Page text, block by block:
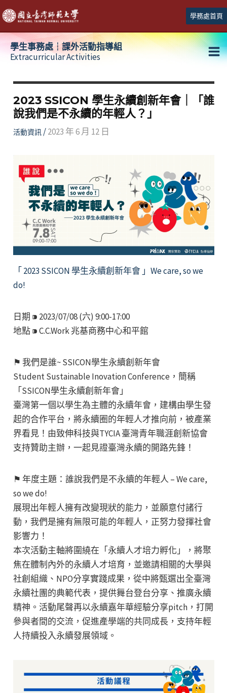
跳
至
主
學務處首頁
學生事務處┆課外活動指導組
Extracurricular Activities
2023 SSICON 學生永續創新年會｜「誰
說我們是不永續的年輕人？」
活動資訊/2023 年 6 月 12 日
「 2023 SSICON 學生永續創新年會 」We care, so we
do!
日期 ⁍ 2023/07/08 (六) 9:00-17:00
地點 ⁍ C.C.Work 兆基商務中心和平館
⚑ 我們是誰~ SSICON學生永續創新年會
Student Sustainable Inovation Conference，簡稱
「SSICON學生永續創新年會」
臺灣第一個以學生為主體的永續年會，建構由學生發
起的合作平台，將永續圈的年輕人才推向前，被產業
界看見！由致伸科技與TYCIA 臺灣青年職涯創新協會
支持贊助主辦，一起見證臺灣永續的開路先鋒！
⚑ 年度主題：誰說我們是不永續的年輕人 – We care,
so we do!
展現出年輕人擁有改變現狀的能力，並願意付諸行
動，我們是擁有無限可能的年輕人，正努力發揮社會
影響力！
本次活動主軸將圍繞在「永續人才培力孵化」，將聚
焦在體制內外的永續人才培育，並邀請相關的大學與
社創組織、NPO分享實踐成果，從中將甄選出全臺灣
永續社團的典範代表，提供舞台登台分享、推廣永續
精神。活動尾聲再以永續嘉年華經驗分享pitch，打開
參與者間的交流，促進產學端的共同成長，支持年輕
人持續投入永續發展領域。